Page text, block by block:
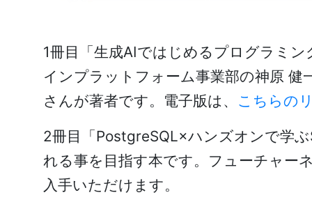
1冊目「生成AIではじめるプログラミ
インプラットフォーム事業部の神原
さんが著者です。電子版は、 こちらの
2冊目「PostgreSQL×ハンズオンで学
れる事を目指す本です。フューチャー
入手いただけます。